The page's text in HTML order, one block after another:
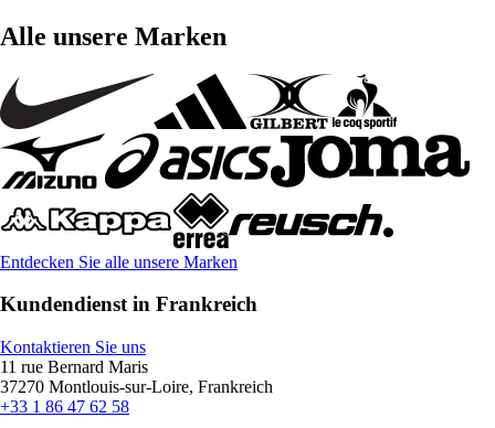
Alle unsere Marken
Entdecken Sie alle unsere Marken
Kundendienst in Frankreich
Kontaktieren Sie uns
11 rue Bernard Maris
37270 Montlouis-sur-Loire, Frankreich
+33 1 86 47 62 58